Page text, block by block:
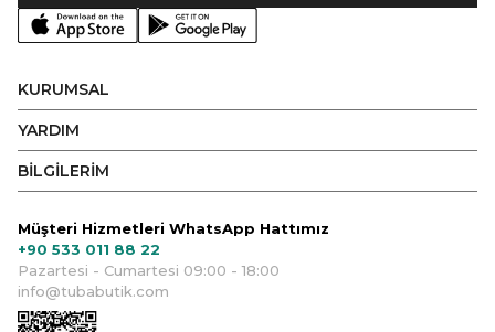
KURUMSAL
YARDIM
BİLGİLERİM
Müşteri Hizmetleri WhatsApp Hattımız
+90 533 011 88 22
Pazartesi - Cumartesi 09:00 - 18:00
info@tubabutik.com